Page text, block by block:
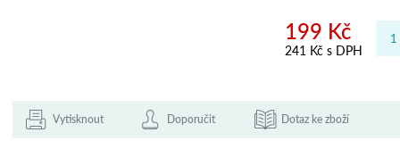
199 Kč
241 Kč s DPH
Vytisknout Doporučit Dotaz ke zboží